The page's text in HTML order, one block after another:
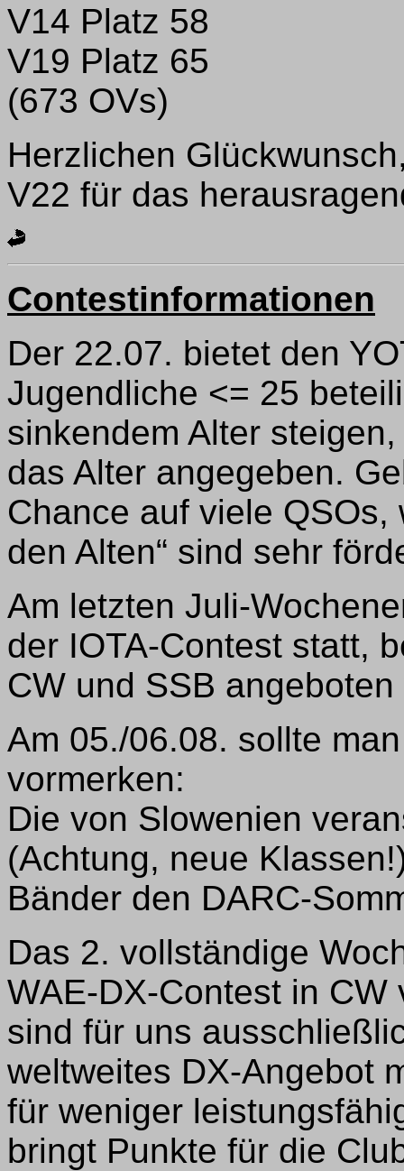
V14 Platz 58
V19 Platz 65
(673 OVs)
Herzlichen
V22 für das
Contestinformationen
Der 22.07. bietet den
Jugendliche <= 25
sinkendem Alter
das Alter angegeben.
Chance auf viele QSOs,
den Alten“ sind sehr
Am letzten Juli-
der IOTA-Contest statt,
CW und SSB
Am 05./06.08. sollte
vormerken:
Die von Slowenien
(Achtung, neue
Bänder den DARC-
Das 2. vollständige
WAE-DX-Contest in
sind für uns
weltweites DX-Angebot
für weniger
bringt Punkte für die